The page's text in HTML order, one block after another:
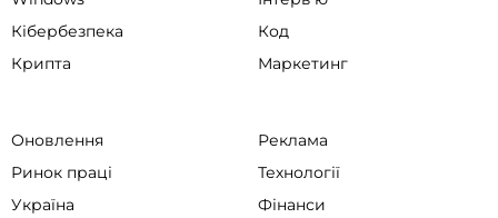
Кібербезпека
Код
Крипта
Маркетинг
Оновлення
Реклама
Ринок праці
Технології
Україна
Фінанси